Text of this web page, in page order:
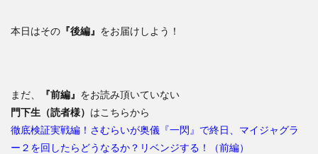
本日はその 『後編』 をお届けしよう！
まだ、 『前編』 をお読み頂いていない
門下生（読者様） はこちらから
徹底検証実戦編！さむらいが奥儀『一閃』で終日、マイジャグラ
ー２を回したらどうなるか？リベンジする！（前編）